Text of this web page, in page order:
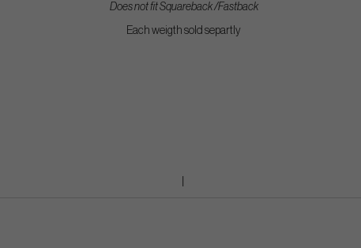
Does not fit Squareback /Fastback
Each weigth sold separtly